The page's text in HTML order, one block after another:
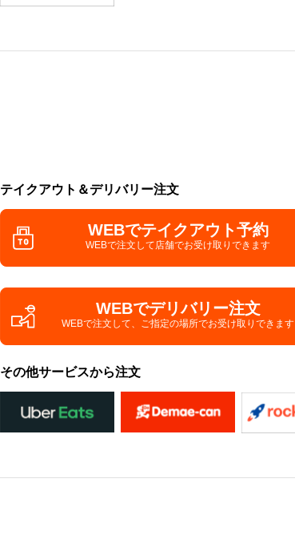
テイクアウト＆デリバリー注文
WEBでテイクアウト予約
WEBで注文して店舗でお受け取りできます
WEBでデリバリー注文
WEBで注文して、 ご指定の場所でお受け取りできます
その他サービスから注文